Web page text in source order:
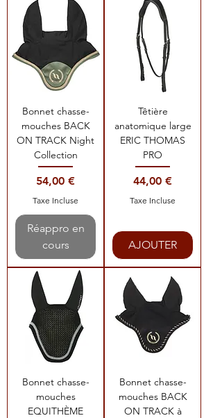
Bonnet chasse-
mouches BACK
ON TRACK Night
Collection
Prix
54,00 €
Taxe Incluse
Réappro en
cours
Têtière
anatomique large
ERIC THOMAS
PRO
Prix
44,00 €
Taxe Incluse
AJOUTER
Bonnet chasse-
mouches
EQUITHÈME
Bonnet chasse-
mouches BACK
ON TRACK à